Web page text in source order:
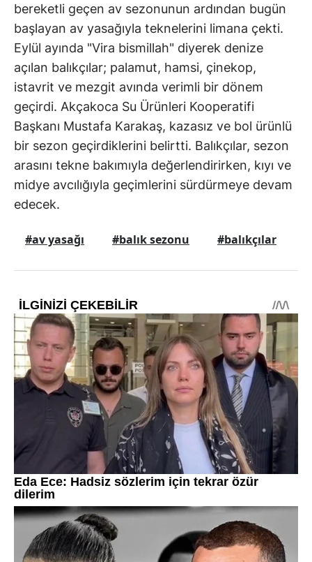
bereketli geçen av sezonunun ardından bugün
başlayan av yasağıyla teknelerini limana çekti.
Eylül ayında "Vira bismillah" diyerek denize
açılan balıkçılar; palamut, hamsi, çinekop,
istavrit ve mezgit avında verimli bir dönem
geçirdi. Akçakoca Su Ürünleri Kooperatifi
Başkanı Mustafa Karakaş, kazasız ve bol ürünlü
bir sezon geçirdiklerini belirtti. Balıkçılar, sezon
arasını tekne bakımıyla değerlendirirken, kıyı ve
midye avcılığıyla geçimlerini sürdürmeye devam
edecek.
#av yasağı #balık sezonu #balıkçılar